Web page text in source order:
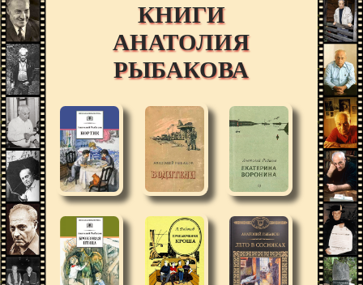
КНИГИ
АНАТОЛИЯ
РЫБАКОВА